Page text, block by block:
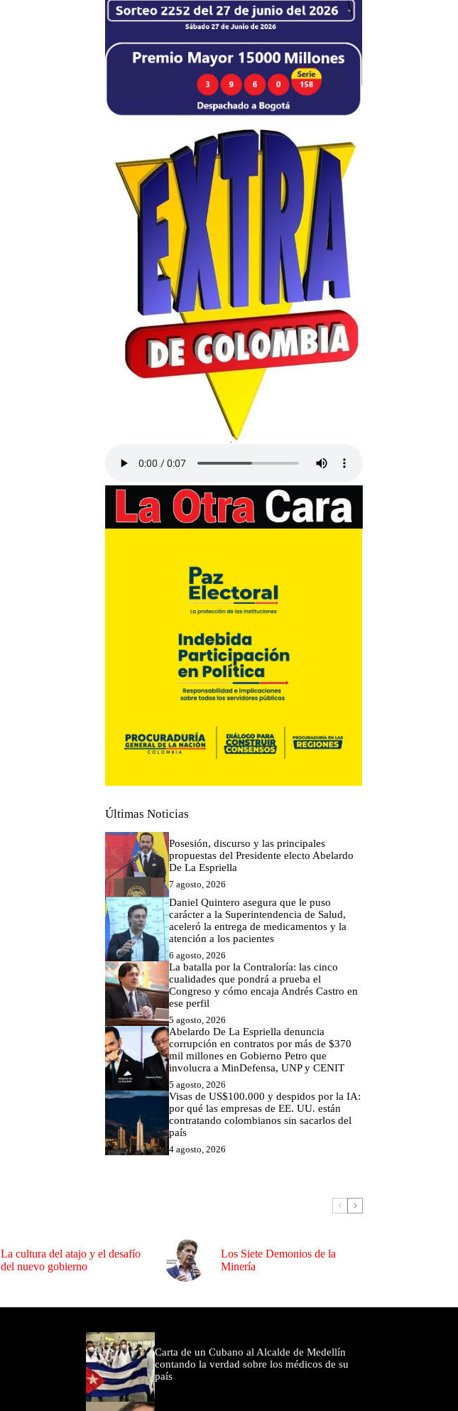
Últimas Noticias
Posesión, discurso y las principales
propuestas del Presidente electo Abelardo
De La Espriella
7 agosto, 2026
Daniel Quintero asegura que le puso
carácter a la Superintendencia de Salud,
aceleró la entrega de medicamentos y la
atención a los pacientes
6 agosto, 2026
La batalla por la Contraloría: las cinco
cualidades que pondrá a prueba el
Congreso y cómo encaja Andrés Castro en
ese perfil
5 agosto, 2026
Abelardo De La Espriella denuncia
corrupción en contratos por más de $370
mil millones en Gobierno Petro que
involucra a MinDefensa, UNP y CENIT
5 agosto, 2026
Visas de US$100.000 y despidos por la IA:
por qué las empresas de EE. UU. están
contratando colombianos sin sacarlos del
país
4 agosto, 2026
La cultura del atajo y el desafío
del nuevo gobierno
Los Siete Demonios de la
Minería
Carta de un Cubano al Alcalde de Medellín
contando la verdad sobre los médicos de su
país